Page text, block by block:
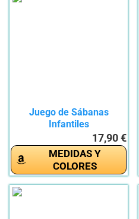
Juego de Sábanas
Infantiles
Algodón/Poliéster...
17,90 €
MEDIDAS Y
COLORES